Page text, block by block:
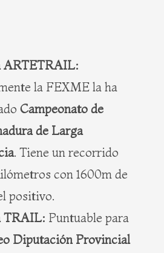
ARTETRAIL:
la FEXME la ha
Campeonato de
de Larga
. Tiene un recorrido
con 1600m de
positivo.
TRAIL: Puntuable para
Diputación Provincial